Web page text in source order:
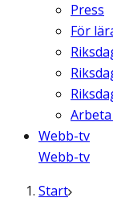
Press
För
Webb-tv
Webb-tv
Start